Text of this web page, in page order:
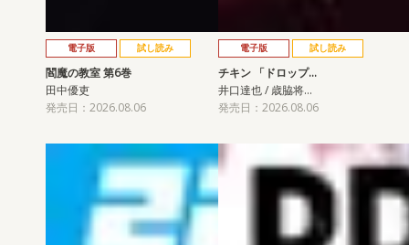
電子版 試し読み
閻魔の教室 第6巻
田中優吏
発売日：2026.08.06
電子版 試し読み
チキン 「ドロップ…
井口達也 / 歳脇将…
発売日：2026.08.06